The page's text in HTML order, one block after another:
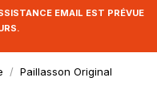
EMAIL EST PRÉVUE
Paillasson Original